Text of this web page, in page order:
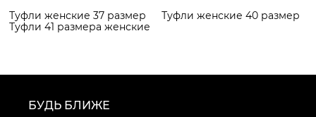
Туфли женские 37 размер
Туфли женские 40 размер
Туфли 41 размера женские
БУДЬ БЛИЖЕ